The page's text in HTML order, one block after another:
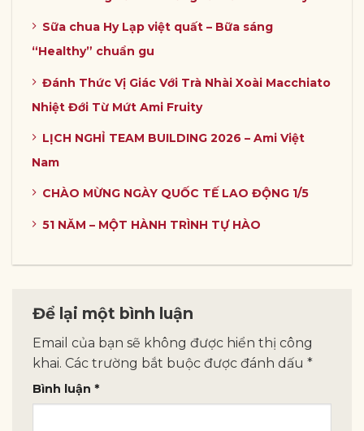
Sữa chua Hy Lạp việt quất – Bữa sáng
“Healthy” chuẩn gu
Đánh Thức Vị Giác Với Trà Nhài Xoài Macchiato
Nhiệt Đới Từ Mứt Ami Fruity
LỊCH NGHỈ TEAM BUILDING 2026 – Ami Việt
Nam
CHÀO MỪNG NGÀY QUỐC TẾ LAO ĐỘNG 1/5
51 NĂM – MỘT HÀNH TRÌNH TỰ HÀO
Để lại một bình luận
Email của bạn sẽ không được hiển thị công
khai. Các trường bắt buộc được đánh dấu *
Bình luận *